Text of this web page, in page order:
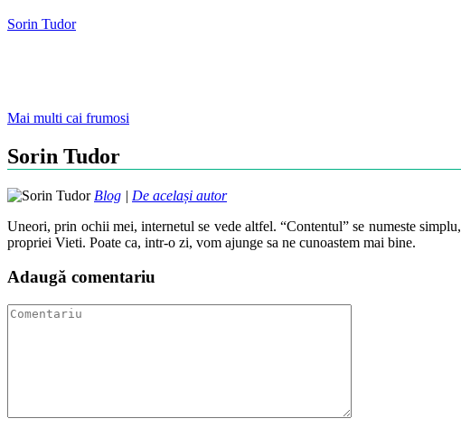
Sorin Tudor
Post
navigation
Mai multi cai frumosi
Sorin Tudor
Blog | De același autor
Uneori, prin ochii mei, internetul se vede altfel. “Contentul” se numeste
propriei Vieti. Poate ca, intr-o zi, vom ajunge sa ne cunoastem mai bine.
Adaugă comentariu